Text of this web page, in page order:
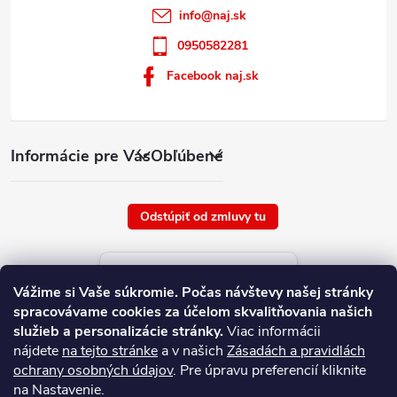
Vážime si Vaše súkromie. Počas návštevy našej stránky
spracovávame cookies za účelom skvalitňovania našich
služieb a personalizácie stránky.Viac informácii
nájdete na tejto stránke a v našich Zásadách a pravidlách
ochrany osobných údajov. Pre úpravu preferencií kliknite
na Nastavenie.
Informácie pre VásObľúbené
info@naj.sk
0950582281
Facebook naj.sk
Odstúpiť od zmluvy tu
Aktuálne ceny tovaru
platné od : 10/8/2026